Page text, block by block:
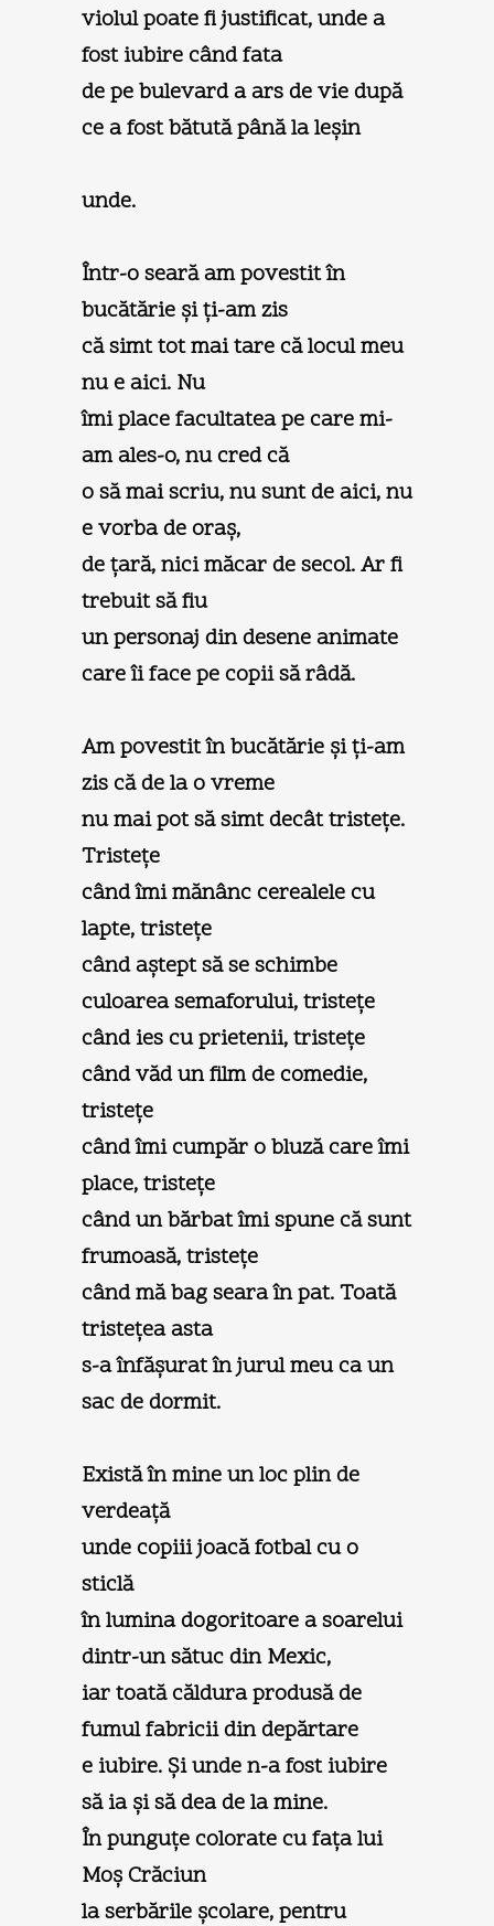
violul poate fi justificat, unde a
fost iubire când fata
de pe bulevard a ars de vie după
ce a fost bătută până la leşin
unde.
Într-o seară am povestit în
bucătărie şi ţi-am zis
că simt tot mai tare că locul meu
nu e aici. Nu
îmi place facultatea pe care mi-
am ales-o, nu cred că
o să mai scriu, nu sunt de aici, nu
e vorba de oraş,
de ţară, nici măcar de secol. Ar fi
trebuit să fiu
un personaj din desene animate
care îi face pe copii să râdă.
Am povestit în bucătărie şi ţi-am
zis că de la o vreme
nu mai pot să simt decât tristeţe.
Tristeţe
când îmi mănânc cerealele cu
lapte, tristeţe
când aştept să se schimbe
culoarea semaforului, tristeţe
când ies cu prietenii, tristeţe
când văd un film de comedie,
tristeţe
când îmi cumpăr o bluză care îmi
place, tristeţe
când un bărbat îmi spune că sunt
frumoasă, tristeţe
când mă bag seara în pat. Toată
tristeţea asta
s-a înfăşurat în jurul meu ca un
sac de dormit.
Există în mine un loc plin de
verdeaţă
unde copiii joacă fotbal cu o
sticlă
în lumina dogoritoare a soarelui
dintr-un sătuc din Mexic,
iar toată căldura produsă de
fumul fabricii din depărtare
e iubire. Şi unde n-a fost iubire
să ia şi să dea de la mine.
În punguţe colorate cu faţa lui
Moş Crăciun
la serbările şcolare, pentru